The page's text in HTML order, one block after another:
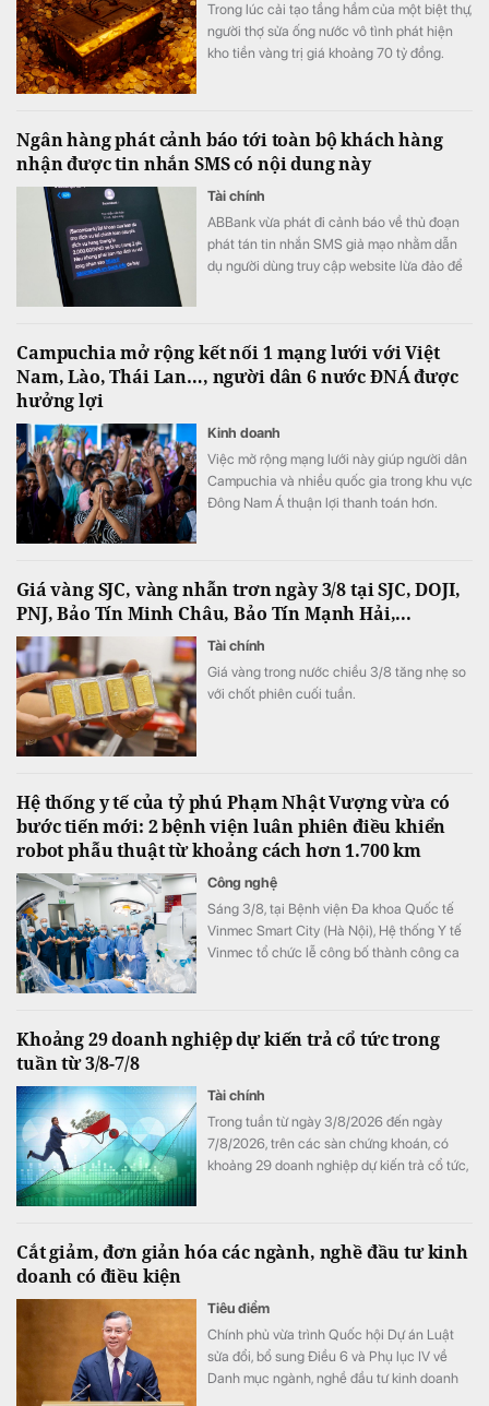
Trong lúc cải tạo tầng hầm của một biệt thự,
người thợ sửa ống nước vô tình phát hiện
kho tiền vàng trị giá khoảng 70 tỷ đồng.
Ngân hàng phát cảnh báo tới toàn bộ khách hàng
nhận được tin nhắn SMS có nội dung này
Tài chính
ABBank vừa phát đi cảnh báo về thủ đoạn
phát tán tin nhắn SMS giả mạo nhằm dẫn
dụ người dùng truy cập website lừa đảo để
Campuchia mở rộng kết nối 1 mạng lưới với Việt
Nam, Lào, Thái Lan…, người dân 6 nước ĐNÁ được
hưởng lợi
Kinh doanh
Việc mở rộng mạng lưới này giúp người dân
Campuchia và nhiều quốc gia trong khu vực
Đông Nam Á thuận lợi thanh toán hơn.
Giá vàng SJC, vàng nhẫn trơn ngày 3/8 tại SJC, DOJI,
PNJ, Bảo Tín Minh Châu, Bảo Tín Mạnh Hải,...
Tài chính
Giá vàng trong nước chiều 3/8 tăng nhẹ so
với chốt phiên cuối tuần.
Hệ thống y tế của tỷ phú Phạm Nhật Vượng vừa có
bước tiến mới: 2 bệnh viện luân phiên điều khiển
robot phẫu thuật từ khoảng cách hơn 1.700 km
Công nghệ
Sáng 3/8, tại Bệnh viện Đa khoa Quốc tế
Vinmec Smart City (Hà Nội), Hệ thống Y tế
Vinmec tổ chức lễ công bố thành công ca
Khoảng 29 doanh nghiệp dự kiến trả cổ tức trong
tuần từ 3/8-7/8
Tài chính
Trong tuần từ ngày 3/8/2026 đến ngày
7/8/2026, trên các sàn chứng khoán, có
khoảng 29 doanh nghiệp dự kiến trả cổ tức,
Cắt giảm, đơn giản hóa các ngành, nghề đầu tư kinh
doanh có điều kiện
Tiêu điểm
Chính phủ vừa trình Quốc hội Dự án Luật
sửa đổi, bổ sung Điều 6 và Phụ lục IV về
Danh mục ngành, nghề đầu tư kinh doanh